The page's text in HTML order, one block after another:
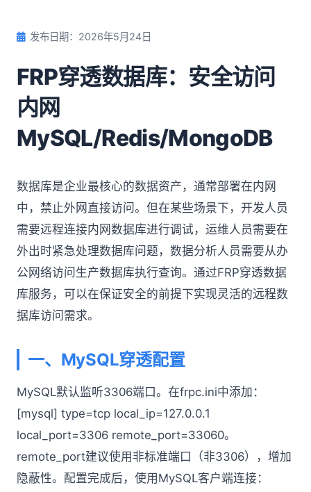
发布日期：2026年5月24日
FRP穿透数据库：安全访问
内网
MySQL/Redis/MongoDB
数据库是企业最核心的数据资产，通常部署在内网
中，禁止外网直接访问。但在某些场景下，开发人员
需要远程连接内网数据库进行调试，运维人员需要在
外出时紧急处理数据库问题，数据分析人员需要从办
公网络访问生产数据库执行查询。通过FRP穿透数据
库服务，可以在保证安全的前提下实现灵活的远程数
据库访问需求。
一、MySQL穿透配置
MySQL默认监听3306端口。在frpc.ini中添加：
[mysql] type=tcp local_ip=127.0.0.1
local_port=3306 remote_port=33060。
remote_port建议使用非标准端口（非3306），增加
隐蔽性。配置完成后，使用MySQL客户端连接：